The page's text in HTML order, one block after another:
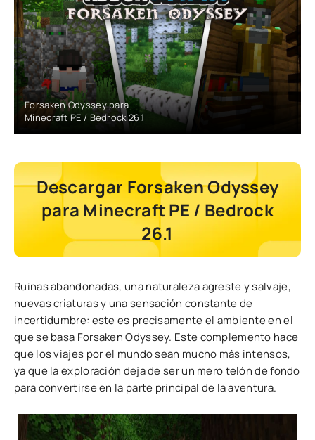
Forsaken Odyssey para
Minecraft PE / Bedrock 26.1
Descargar Forsaken Odyssey
para Minecraft PE / Bedrock
26.1
Ruinas abandonadas, una naturaleza agreste y salvaje,
nuevas criaturas y una sensación constante de
incertidumbre: este es precisamente el ambiente en el
que se basa Forsaken Odyssey. Este complemento hace
que los viajes por el mundo sean mucho más intensos,
ya que la exploración deja de ser un mero telón de fondo
para convertirse en la parte principal de la aventura.